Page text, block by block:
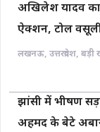
अखिलेश यादव
ऐक्शन, टोल
लखनऊ, उत्तरप्रदेश, बड़ी
झांसी में भीषण
अहमद के बेटे